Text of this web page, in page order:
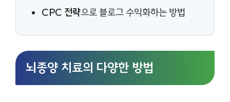
CPC 전략으로 블로그 수익화하는 방법
뇌종양 치료의 다양한 방법